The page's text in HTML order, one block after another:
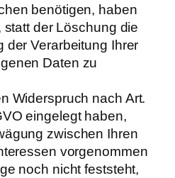
benötigen, haben
statt der Löschung die
der Verarbeitung Ihrer
Daten zu
Widerspruch nach Art.
eingelegt haben,
zwischen Ihren
vorgenommen
noch nicht feststeht,